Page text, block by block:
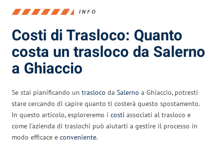
INFO
Costi di Trasloco: Quanto
costa un trasloco da Salerno
a Ghiaccio
Se stai pianificando un trasloco da Salerno a Ghiaccio, potresti
stare cercando di capire quanto ti costerà questo spostamento.
In questo articolo, esploreremo i costi associati al trasloco e
come l’azienda di traslochi può aiutarti a gestire il processo in
modo efficace e conveniente.